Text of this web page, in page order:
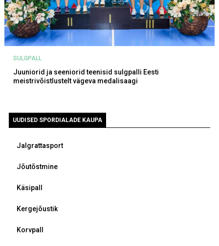
SULGPALL
Juuniorid ja seeniorid teenisid sulgpalli Eesti
meistrivõistlustelt vägeva medalisaagi
UUDISED SPORDIALADE KAUPA
Jalgrattasport
Jõutõstmine
Käsipall
Kergejõustik
Korvpall